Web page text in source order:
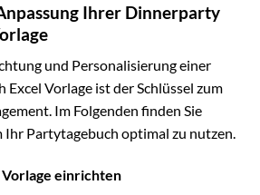
Ihrer Dinnerparty
und Personalisierung einer
Excel Vorlage ist der Schlüssel zum
Im Folgenden finden Sie
Ihr Partytagebuch optimal zu nutzen.
einrichten